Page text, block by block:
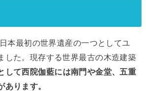
本最初の世界遺産の一つとしてユ
した。現存する世界最古の木造建築
して西院伽藍には南門や金堂、五重
あります。